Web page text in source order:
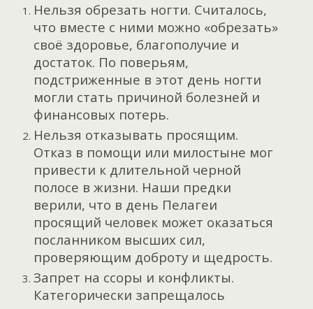
Нельзя обрезать ногти. Считалось,
что вместе с ними можно «обрезать»
своё здоровье, благополучие и
достаток. По поверьям,
подстриженные в этот день ногти
могли стать причиной болезней и
финансовых потерь.
Нельзя отказывать просящим.
Отказ в помощи или милостыне мог
привести к длительной черной
полосе в жизни. Наши предки
верили, что в день Пелагеи
просящий человек может оказаться
посланником высших сил,
проверяющим доброту и щедрость.
Запрет на ссоры и конфликты.
Категорически запрещалось